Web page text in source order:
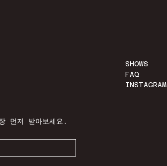
먼저 받아보세요.
SHOWS
FAQ
INSTAGRAM